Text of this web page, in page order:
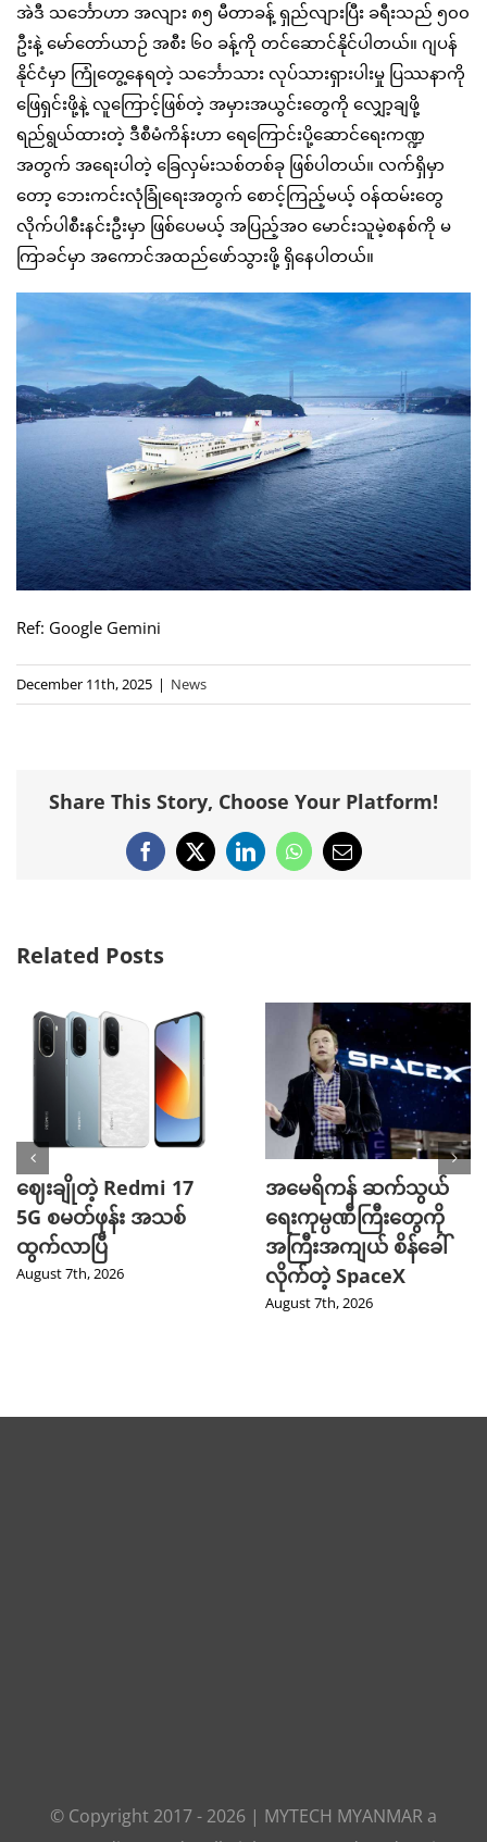
အဲဒီ သင်္ဘောဟာ အလျား ၈၅ မီတာခန့် ရှည်လျားပြီး ခရီးသည် ၅၀၀
ဦးနဲ့ မော်တော်ယာဉ် အစီး ၆၀ ခန့်ကို တင်ဆောင်နိုင်ပါတယ်။ ဂျပန်
နိုင်ငံမှာ ကြုံတွေ့နေရတဲ့ သင်္ဘောသား လုပ်သားရှားပါးမှု ပြဿနာကို
ဖြေရှင်းဖို့နဲ့ လူကြောင့်ဖြစ်တဲ့ အမှားအယွင်းတွေကို လျှော့ချဖို့
ရည်ရွယ်ထားတဲ့ ဒီစီမံကိန်းဟာ ရေကြောင်းပို့ဆောင်ရေးကဏ္ဍ
အတွက် အရေးပါတဲ့ ခြေလှမ်းသစ်တစ်ခု ဖြစ်ပါတယ်။ လက်ရှိမှာ
တော့ ဘေးကင်းလုံခြုံရေးအတွက် စောင့်ကြည့်မယ့် ဝန်ထမ်းတွေ
လိုက်ပါစီးနင်းဦးမှာ ဖြစ်ပေမယ့် အပြည့်အဝ မောင်းသူမဲ့စနစ်ကို မ
ကြာခင်မှာ အကောင်အထည်ဖော်သွားဖို့ ရှိနေပါတယ်။
Ref: Google Gemini
December 11th, 2025 | News
Share This Story, Choose Your Platform!
Facebook
X LinkedInWhatsApp
Email
Related Posts
ဈေးချိုတဲ့ Redmi 17
5G စမတ်ဖုန်း အသစ်
ထွက်လာပြီ
August 7th, 2026
အမေရိကန် ဆက်သွယ်
ရေးကုမ္ပဏီကြီးတွေကို
အကြီးအကျယ် စိန်ခေါ်
လိုက်တဲ့ SpaceX
August 7th, 2026
© Copyright 2017 - 2026 | MYTECH MYANMAR a